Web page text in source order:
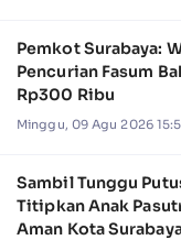
Pemkot Surabaya:
Pencurian Fasum
Rp300 Ribu
Minggu, 09 Agu 2026
Sambil Tunggu
Titipkan Anak
Aman Kota